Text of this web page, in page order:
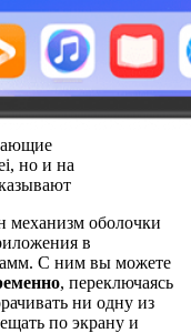
но и на
оболочки
в
С ним вы можете
, переключаясь
ни одну из
по экрану и